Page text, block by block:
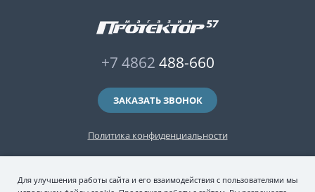
Политика конфиденциальности
+7 4862 488-660
ЗАКАЗАТЬ ЗВОНОК
2006-2026 © интернет-магазин "Протектор 57" — автомобильные шины
(зимние и летние шины), колесные диски, шиномонтаж и хранение шин.
Для улучшения работы сайта и его взаимодействия с пользователями мы